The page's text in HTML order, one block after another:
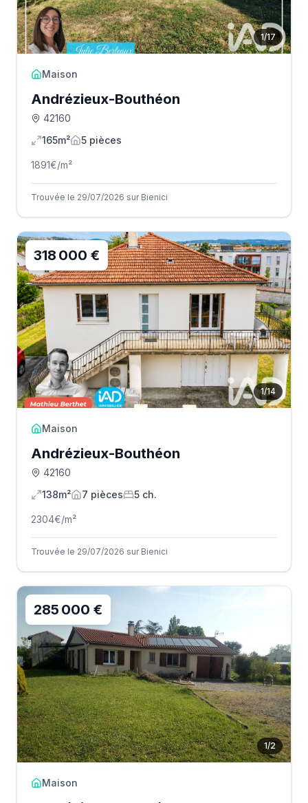
1/17
Maison
Andrézieux-Bouthéon
42160
165m²
5 pièces
1891€/m²
Trouvée le 29/07/2026 sur Bienici
1/14
318 000 €
Maison
Andrézieux-Bouthéon
42160
138m²
7 pièces 5 ch.
2304€/m²
Trouvée le 29/07/2026 sur Bienici
1/2
285 000 €
Maison